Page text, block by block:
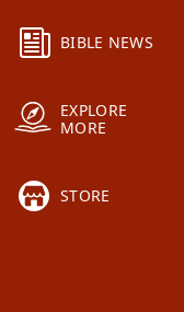
BIBLE NEWS
EXPLORE
MORE
STORE